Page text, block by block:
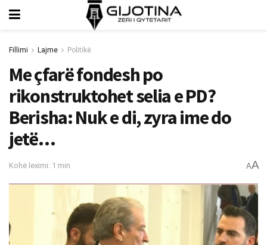
Fillimi Lajme Politikë
Me çfarë fondesh po
rikonstruktohet selia e PD?
Berisha: Nuk e di, zyra ime do
jetë…
Kohë leximi: 1 min AA